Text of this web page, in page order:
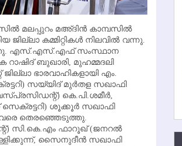
മലപ്പുറം മഅ്ദിന്‍ കാമ്പസില്‍
കമ്മിറ്റികള്‍ നിലവില്‍ വന്നു.
എസ്.എസ്.എഫ് സംസ്ഥാന
ബുഖാരി, മുഹമ്മദലി
ഭാരവാഹികളായി എം.
സയ്യിദ് മുര്‍തള സഖാഫി
കെ.പി.ശമീര്‍,
ശൂക്കൂര്‍ സഖാഫി
തെരഞ്ഞെടുത്തു.
സി.കെ.എം ഫാറൂഖ് (ജനറല്‍
സൈനുദീന്‍ സഖാഫി